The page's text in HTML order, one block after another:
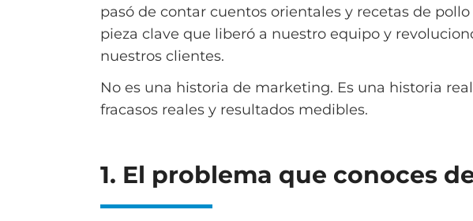
pasó de contar cuentos orientales y recetas de
pieza clave que liberó a nuestro equipo y
nuestros clientes.
No es una historia de marketing. Es una historia
fracasos reales y resultados medibles.
1. El problema que conoces